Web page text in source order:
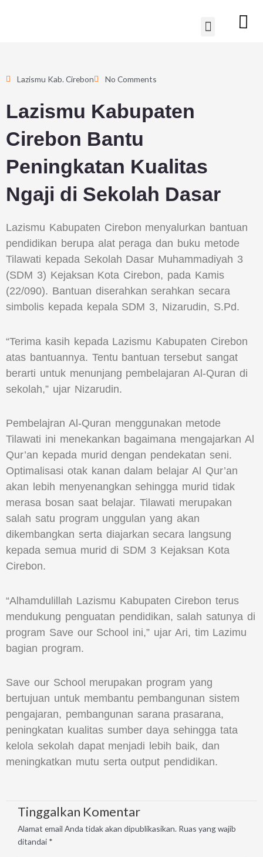
Menu
Lazismu Kab. Cirebon No Comments
Lazismu Kabupaten
Cirebon Bantu
Peningkatan Kualitas
Ngaji di Sekolah Dasar
Lazismu Kabupaten Cirebon menyalurkan bantuan
pendidikan berupa alat peraga dan buku metode
Tilawati kepada Sekolah Dasar Muhammadiyah 3
(SDM 3) Kejaksan Kota Cirebon, pada Kamis
(22/090). Bantuan diserahkan serahkan secara
simbolis kepada kepala SDM 3, Nizarudin, S.Pd.
“Terima kasih kepada Lazismu Kabupaten Cirebon
atas bantuannya. Tentu bantuan tersebut sangat
berarti untuk menunjang pembelajaran Al-Quran di
sekolah,” ujar Nizarudin.
Pembelajran Al-Quran menggunakan metode
Tilawati ini menekankan bagaimana mengajarkan Al
Qur’an kepada murid dengan pendekatan seni.
Optimalisasi otak kanan dalam belajar Al Qur’an
akan lebih menyenangkan sehingga murid tidak
merasa bosan saat belajar. Tilawati merupakan
salah satu program unggulan yang akan
dikembangkan serta diajarkan secara langsung
kepada semua murid di SDM 3 Kejaksan Kota
Cirebon.
“Alhamdulillah Lazismu Kabupaten Cirebon terus
mendukung penguatan pendidikan, salah satunya di
program Save our School ini,” ujar Ari, tim Lazimu
bagian program.
Save our School merupakan program yang
bertujuan untuk membantu pembangunan sistem
pengajaran, pembangunan sarana prasarana,
peningkatan kualitas sumber daya sehingga tata
kelola sekolah dapat menjadi lebih baik, dan
meningkatkan mutu serta output pendidikan.
Tinggalkan Komentar
Alamat email Anda tidak akan dipublikasikan. Ruas yang wajib
ditandai *